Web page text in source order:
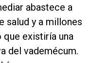
abastece a
salud y a millones
que existiría una
del vademécum.